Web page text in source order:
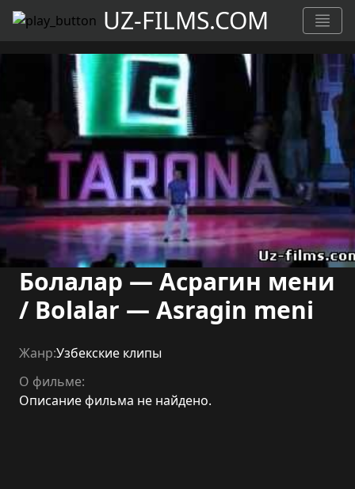
UZ-FILMS.COM
Болалар — Асрагин мени
/ Bolalar — Asragin meni
Жанр:Узбекские клипы
О фильме:
Описание фильма не найдено.